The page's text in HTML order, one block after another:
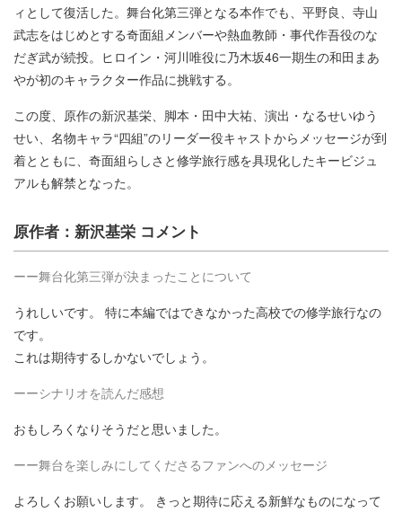
ィとして復活した。舞台化第三弾となる本作でも、平野良、寺山
武志をはじめとする奇面組メンバーや熱血教師・事代作吾役のな
だぎ武が続投。ヒロイン・河川唯役に乃木坂46一期生の和田まあ
やが初のキャラクター作品に挑戦する。
この度、原作の新沢基栄、脚本・田中大祐、演出・なるせいゆう
せい、名物キャラ“四組”のリーダー役キャストからメッセージが到
着とともに、奇面組らしさと修学旅行感を具現化したキービジュ
アルも解禁となった。
原作者：新沢基栄 コメント
ーー舞台化第三弾が決まったことについて
うれしいです。 特に本編ではできなかった高校での修学旅行なの
です。
これは期待するしかないでしょう。
ーーシナリオを読んだ感想
おもしろくなりそうだと思いました。
ーー舞台を楽しみにしてくださるファンへのメッセージ
よろしくお願いします。 きっと期待に応える新鮮なものになって